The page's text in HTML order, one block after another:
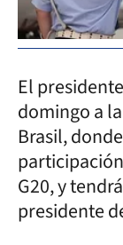
El
domingo a
Brasil,
G20, y
presidente